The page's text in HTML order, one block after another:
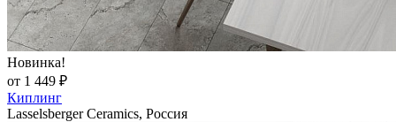
Новинка!
от 1 449 ₽
Киплинг
Lasselsberger Ceramics, Россия